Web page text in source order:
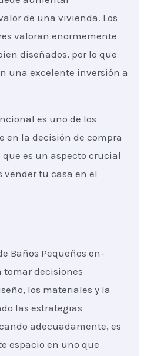
de una vivienda. Los
valoran enormemente
diseñados, por lo que
una excelente inversión a
es uno de los
en la decisión de compra
es un aspecto crucial
vender tu casa en el
Baños Pequeños en-
decisiones
los materiales y la
las estrategias
adecuadamente, es
espacio en uno que